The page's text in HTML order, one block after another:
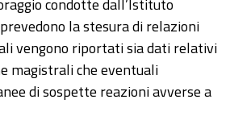
condotte dall’Istituto
la stesura di relazioni
vengono riportati sia dati relativi
magistrali che eventuali
di sospette reazioni avverse a